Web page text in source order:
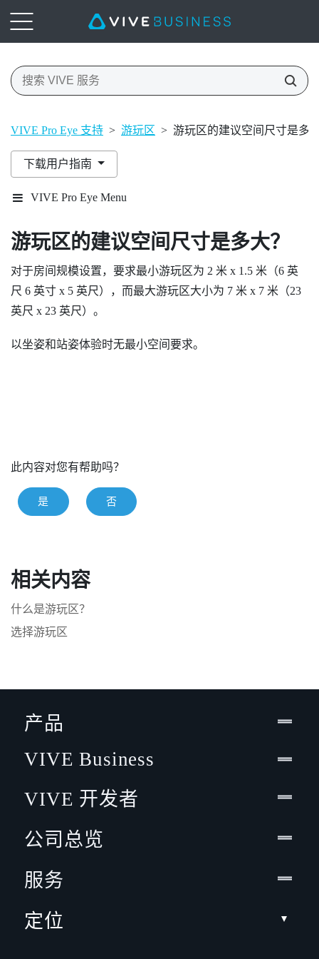
VIVE Pro Eye 支持 > 游玩区 > 游玩区的建议空间尺寸是多
下载用户指南
VIVE Pro Eye Menu
游玩区的建议空间尺寸是多大？
对于房间规模设置，要求最小游玩区为 2 米 x 1.5 米（6 英
尺 6 英寸 x 5 英尺），而最大游玩区大小为 7 米 x 7 米（23
英尺 x 23 英尺）。
以坐姿和站姿体验时无最小空间要求。
此内容对您有帮助吗？
是 否
相关内容
什么是游玩区？
选择游玩区
产品
VIVE Business
VIVE 开发者
公司总览
服务
定位